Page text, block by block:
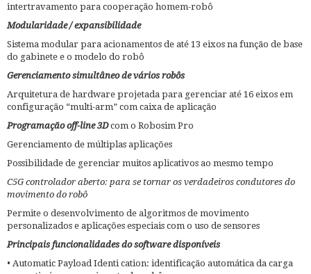
intertravamento para cooperação homem-robô
Modularidade / expansibilidade
Sistema modular para acionamentos de até 13 eixos na função de base
do gabinete e o modelo do robô
Gerenciamento simultâneo de vários robôs
Arquitetura de hardware projetada para gerenciar até 16 eixos em
configuração “multi-arm” com caixa de aplicação
Programação off-line 3Dcom o Robosim Pro
Gerenciamento de múltiplas aplicações
Possibilidade de gerenciar muitos aplicativos ao mesmo tempo
C5G controlador aberto: para se tornar os verdadeiros condutores do
movimento do robô
Permite o desenvolvimento de algoritmos de movimento
personalizados e aplicações especiais com o uso de sensores
Principais funcionalidades do software disponíveis
• Automatic Payload Identi cation: identificação automática da carga